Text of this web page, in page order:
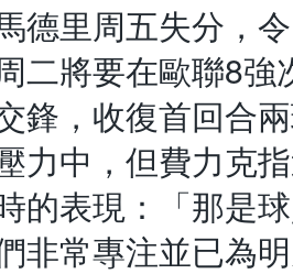
德里周五失分，
二將要在歐聯8強
鋒，收復首回合
力中，但費力克
的表現：「那是
非常專注並已為